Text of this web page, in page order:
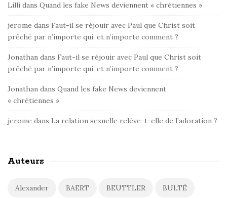
Lilli dans Quand les fake News deviennent « chrétiennes »
jerome dans Faut-il se réjouir avec Paul que Christ soit
prêché par n’importe qui, et n’importe comment ?
Jonathan dans Faut-il se réjouir avec Paul que Christ soit
prêché par n’importe qui, et n’importe comment ?
Jonathan dans Quand les fake News deviennent
« chrétiennes »
jerome dans La relation sexuelle relève-t-elle de l’adoration ?
Auteurs
Alexander BAERT BEUTTLER BULTÉ